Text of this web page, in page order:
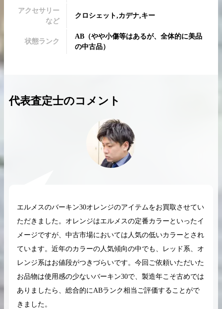
高く売るためのポイントを徹底解説
アクセサリー
など
クロシェット,カデナ,キー
状態ランク
AB （やや小傷等はあるが、全体的に美品
の中古品）
代表査定士のコメント
エルメスのバーキン30オレンジのアイテムをお買取させてい
ただきました。オレンジはエルメスの定番カラーといったイ
メージですが、中古市場においては人気の低いカラーとされ
ています。近年のカラーの人気傾向の中でも、レッド系、オ
レンジ系はお値段がつきづらいです。今回ご依頼いただいた
お品物は使用感の少ないバーキン30で、製造年こそ古めでは
ありましたら、総合的にABランク相当ご評価することがで
きました。